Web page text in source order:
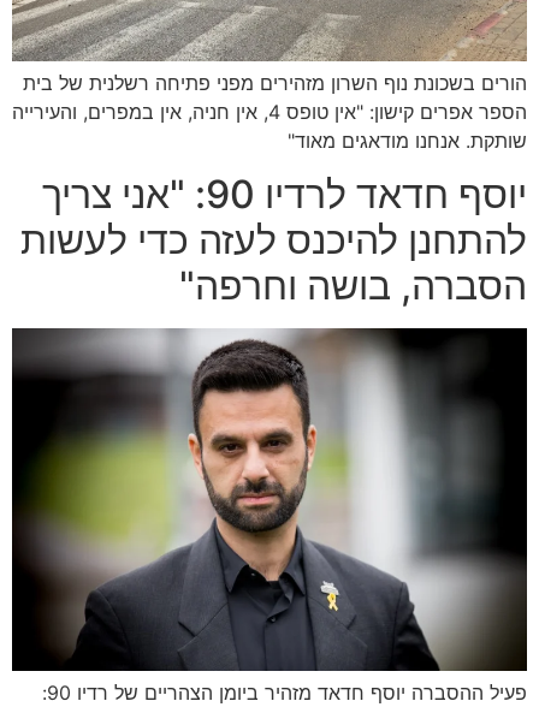
הורים בשכונת נוף השרון מזהירים מפני פתיחה רשלנית של בית
הספר אפרים קישון: "אין טופס 4, אין חניה, אין במפרים, והעירייה
שותקת. אנחנו מודאגים מאוד"
יוסף חדאד לרדיו 90: "אני צריך
להתחנן להיכנס לעזה כדי לעשות
הסברה, בושה וחרפה"
פעיל ההסברה יוסף חדאד מזהיר ביומן הצהריים של רדיו 90: